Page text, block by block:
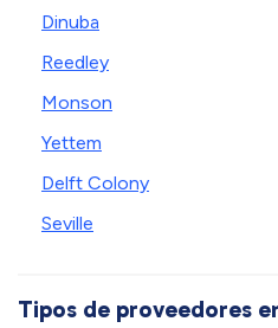
Dinuba
Reedley
Monson
Yettem
Delft Colony
Seville
Tipos de proveedores